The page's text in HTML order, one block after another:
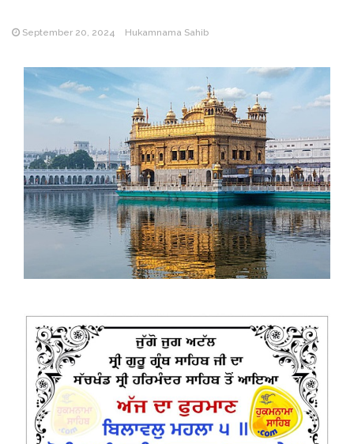
September 20, 2024 Hukamnama Sahib